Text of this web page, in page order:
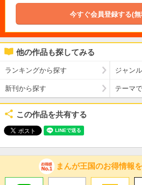
今すぐ会員登録する(
他の作品も探してみる
ランキングから探す ジャン
新刊から探す テーマ
この作品を共有する
まんが王国のお得情報